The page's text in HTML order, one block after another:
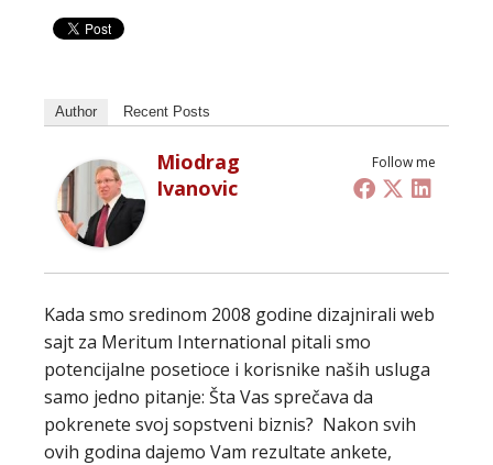
Author Recent Posts
Follow me
Miodrag
Ivanovic
Kada smo sredinom 2008 godine dizajnirali web
sajt za Meritum International pitali smo
potencijalne posetioce i korisnike naših usluga
samo jedno pitanje: Šta Vas sprečava da
pokrenete svoj sopstveni biznis? Nakon svih
ovih godina dajemo Vam rezultate ankete,